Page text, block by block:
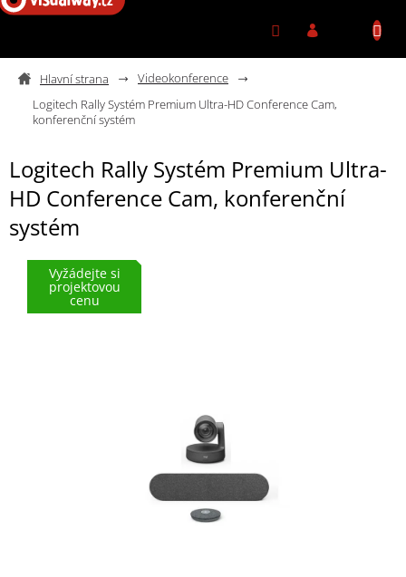
Přejít na obsah
Videokonference
Logitech Rally Systém Premium Ultra-HD Conference Cam,
konferenční systém
Logitech Rally Systém Premium Ultra-
HD Conference Cam, konferenční
systém
Vyžádejte si
projektovou
cenu